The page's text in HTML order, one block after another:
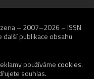
– 2007–2026 – ISSN
publikace obsahu
používáme cookies.
souhlas.